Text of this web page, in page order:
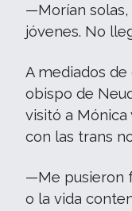
—Morían solas,
jóvenes. No
A mediados
obispo de
visitó a Mónica
con las trans
—Me pusieron
o la vida